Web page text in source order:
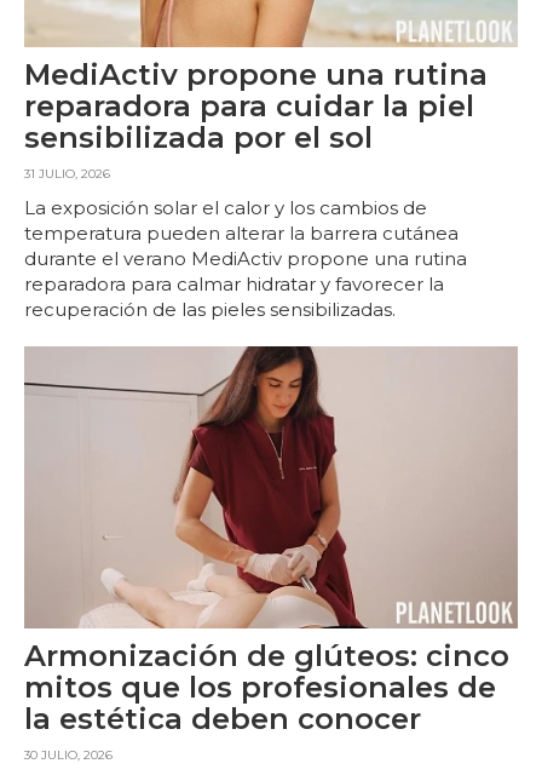
MediActiv propone una rutina
reparadora para cuidar la piel
sensibilizada por el sol
31 JULIO, 2026
La exposición solar el calor y los cambios de
temperatura pueden alterar la barrera cutánea
durante el verano MediActiv propone una rutina
reparadora para calmar hidratar y favorecer la
recuperación de las pieles sensibilizadas.
Armonización de glúteos: cinco
mitos que los profesionales de
la estética deben conocer
30 JULIO, 2026